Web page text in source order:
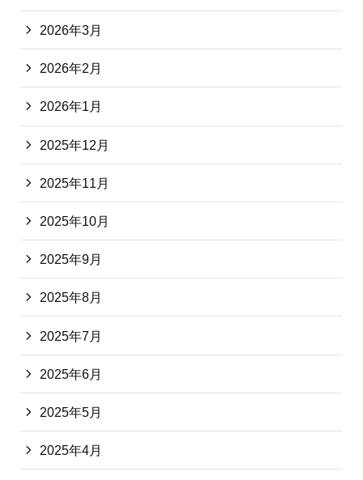
2026年3月
2026年2月
2026年1月
2025年12月
2025年11月
2025年10月
2025年9月
2025年8月
2025年7月
2025年6月
2025年5月
2025年4月